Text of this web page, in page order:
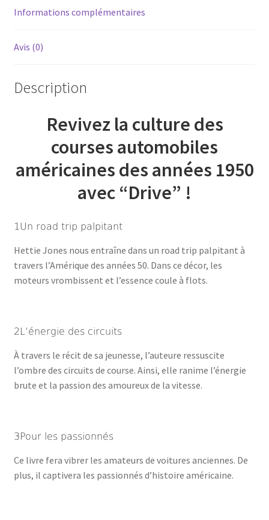
Informations complémentaires
Avis (0)
Description
Revivez la culture des
courses automobiles
américaines des années 1950
avec “Drive” !
1Un road trip palpitant
Hettie Jones nous entraîne dans un road trip palpitant à
travers l’Amérique des années 50. Dans ce décor, les
moteurs vrombissent et l’essence coule à flots.
2L’énergie des circuits
À travers le récit de sa jeunesse, l’auteure ressuscite
l’ombre des circuits de course. Ainsi, elle ranime l’énergie
brute et la passion des amoureux de la vitesse.
3Pour les passionnés
Ce livre fera vibrer les amateurs de voitures anciennes. De
plus, il captivera les passionnés d’histoire américaine.